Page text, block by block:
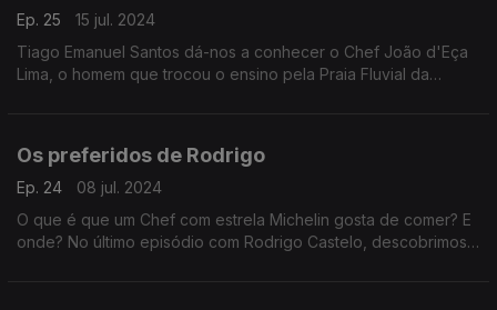
Ep. 25
15 jul. 2024
Tiago Emanuel Santos dá-nos a conhecer o Chef João d'Eça
Lima, o homem que trocou o ensino pela Praia Fluvial da
Os preferidos de Rodrigo
Ep. 24
08 jul. 2024
O que é que um Chef com estrela Michelin gosta de comer? E
onde? No último episódio com Rodrigo Castelo, descobrimos